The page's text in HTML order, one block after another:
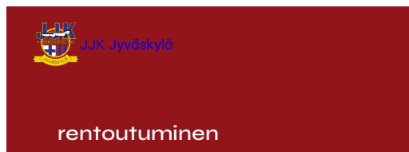
sisältöön
JJK Jyväskylä
rentoutuminen